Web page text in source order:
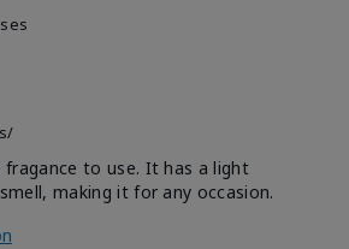
to use. It has a light
making it for any occasion.